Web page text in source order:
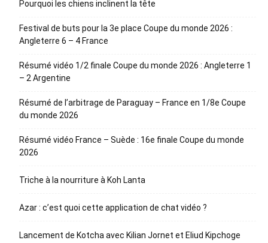
Pourquoi les chiens inclinent la tête
Festival de buts pour la 3e place Coupe du monde 2026 :
Angleterre 6 – 4 France
Résumé vidéo 1/2 finale Coupe du monde 2026 : Angleterre 1
– 2 Argentine
Résumé de l’arbitrage de Paraguay – France en 1/8e Coupe
du monde 2026
Résumé vidéo France – Suède : 16e finale Coupe du monde
2026
Triche à la nourriture à Koh Lanta
Azar : c’est quoi cette application de chat vidéo ?
Lancement de Kotcha avec Kilian Jornet et Eliud Kipchoge